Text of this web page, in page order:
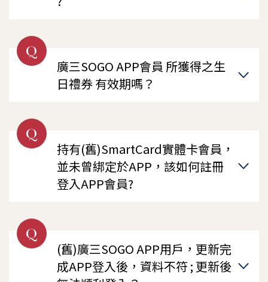
Q
廣三SOGO APP會員 所獲得之生
日禮券 有效期嗎？
Q
持有(舊)SmartCard實體卡會員，
並未曾綁定於APP，該如何註冊
登入APP會員?
Q
(舊)廣三SOGO APP用戶，更新完
成APP登入後，資料不符 ; 更新後